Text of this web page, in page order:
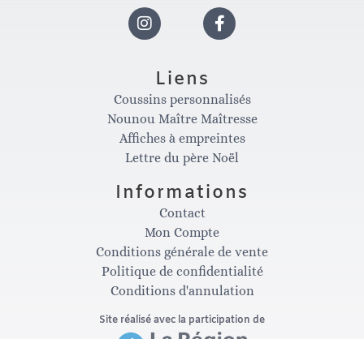
I
n
s
t
a
g
r
F
c
e
b
o
o
Liens
Coussins personnalisés
Nounou Maître Maîtresse
Affiches à empreintes
Lettre du père Noël
Informations
Contact
Mon Compte
Conditions générale de vente
Politique de confidentialité
Conditions d'annulation
Site réalisé avec la participation de